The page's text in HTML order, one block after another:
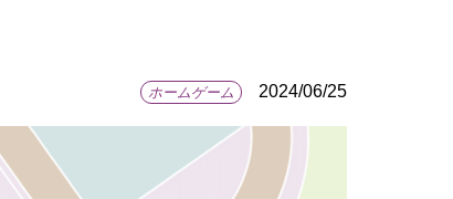
ホームゲーム 2024/06/25